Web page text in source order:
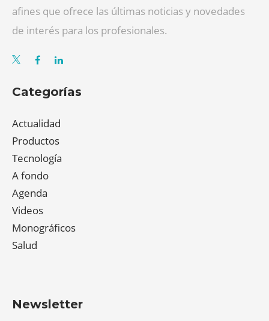
afines que ofrece las últimas noticias y novedades
de interés para los profesionales.
Categorías
Actualidad
Productos
Tecnología
A fondo
Agenda
Videos
Monográficos
Salud
Newsletter